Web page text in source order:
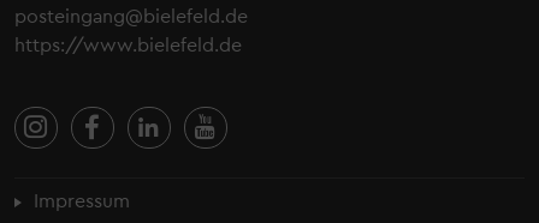
posteingang@bielefeld.de
https://www.bielefeld.de
Fußzeilenmenü
Impressum